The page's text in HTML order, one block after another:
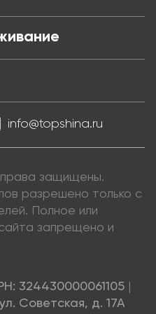
info@topshina.ru
защищены.
разрешено только с
Полное или
запрещено и
324430000061105
Советская, д. 17А